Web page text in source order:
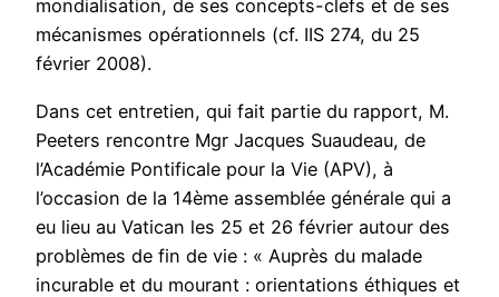
mondialisation, de ses concepts-clefs et de ses
mécanismes opérationnels (cf. IIS 274, du 25
février 2008).
Dans cet entretien, qui fait partie du rapport, M.
Peeters rencontre Mgr Jacques Suaudeau, de
l’Académie Pontificale pour la Vie (APV), à
l’occasion de la 14ème assemblée générale qui a
eu lieu au Vatican les 25 et 26 février autour des
problèmes de fin de vie : « Auprès du malade
incurable et du mourant : orientations éthiques et